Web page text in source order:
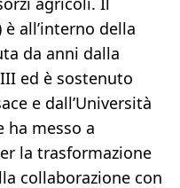
all’interno della
da anni dalla
ed è sostenuto
e dall’Università
ha messo a
la trasformazione
collaborazione con